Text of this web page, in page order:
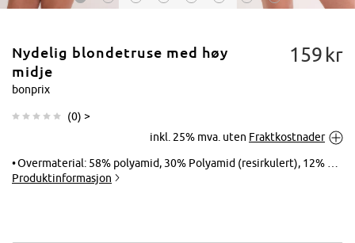
forstørre
Nydelig blondetruse med høy
midje
bonprix
(0) >
159 kr
inkl. 25% mva. uten Fraktkostnader
Overmaterial: 58% polyamid, 30% Polyamid (resirkulert), 12% elastan, Fôr: 83% polyamid, 17% elastan
Produktinformasjon